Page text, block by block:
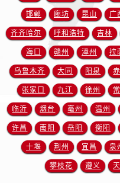
邯郸 廊坊 昆山 广
齐齐哈尔 呼和浩特 吉林
海口 赣州 漳州 拉
乌鲁木齐 大同 阳泉
张家口 九江 徐州
临沂 烟台 亳州 温州
许昌 南阳 岳阳 衡阳
十堰 荆州 宜昌 泉
攀枝花 遵义